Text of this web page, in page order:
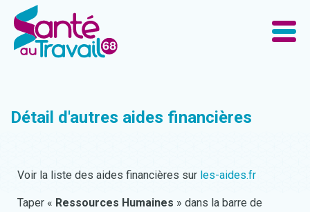
Détail d'autres aides financières
Voir la liste des aides financières sur les-aides.fr
Taper « Ressources Humaines » dans la barre de